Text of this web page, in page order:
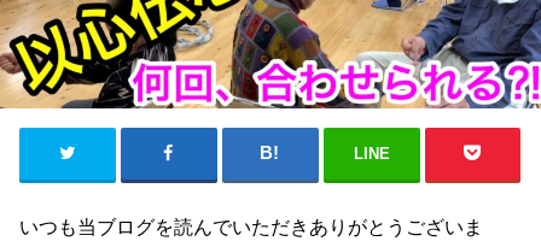
LINE
いつも当ブログを読んでいただきありがとうございま